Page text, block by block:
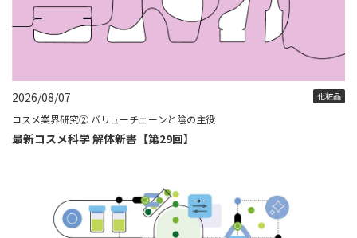
2026/08/07 化粧品
コスメ業界研究② バリューチェーンと陰の主役
最新コスメ科学 解体新書【第29回】